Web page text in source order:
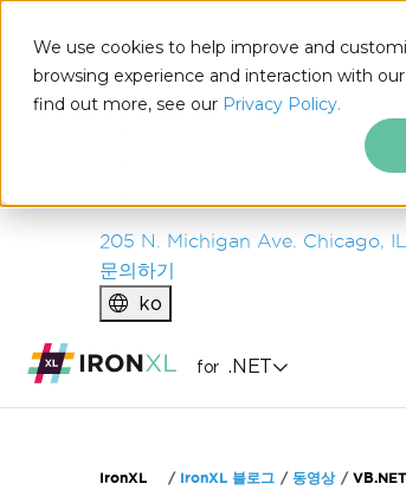
We use cookies to help improve and
browsing experience and interaction with
find out more, see our Privacy Policy.
IRONSOFTWARE
제품
기업
205 N. Michigan Ave. Chicago,
문의하기
ko
for .NET
IronXL IronXL 블로그 동영상